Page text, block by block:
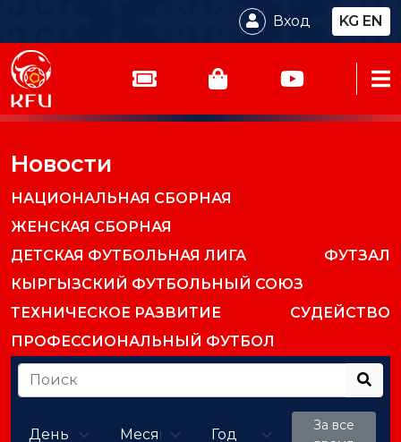
Вход KG EN
Новости
НАЦИОНАЛЬНАЯ СБОРНАЯ
ЖЕНСКАЯ СБОРНАЯ
ДЕТСКАЯ ФУТБОЛЬНАЯ ЛИГА
ФУТЗАЛ
КЫРГЫЗСКИЙ ФУТБОЛЬНЫЙ СОЮЗ
ТЕХНИЧЕСКОЕ РАЗВИТИЕ
СУДЕЙСТВО
ПРОФЕССИОНАЛЬНЫЙ ФУТБОЛ
За все